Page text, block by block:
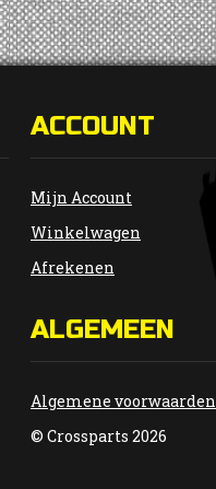
ACCOUNT
Mijn Account
Winkelwagen
Afrekenen
ALGEMEEN
Algemene voorwaarden
© Crossparts 2026